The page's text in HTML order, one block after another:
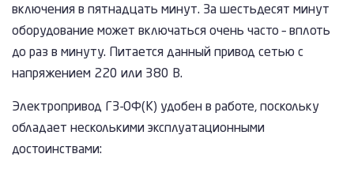
включения в пятнадцать минут. За шестьдесят минут
оборудование может включаться очень часто – вплоть
до раз в минуту. Питается данный привод сетью с
напряжением 220 или 380 В.
Электропривод ГЗ-ОФ(К) удобен в работе, поскольку
обладает несколькими эксплуатационными
достоинствами: